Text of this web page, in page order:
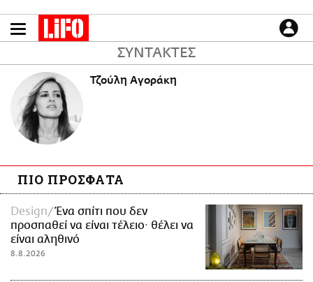
το
κυρίως
LIFO SHOP
NEWSLETTER
ΜΙΚΡΟΠΡΑΓΜΑΤΑ
CULTURE
ΑΠΟΨΕΙΣ
ΤΡΟΠΟΣ ΖΩΗΣ
PODCASTS
ΣΥΝΤΑΚΤΕΣ
Τζούλη Αγοράκη
ΠΙΟ ΠΡΟΣΦΑΤΑ
Design
Ένα σπίτι που δεν
προσπαθεί να είναι τέλειο· θέλει να
είναι αληθινό
8.8.2026